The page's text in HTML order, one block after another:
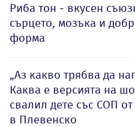
Риба тон - вкусен
сърцето, мозъка и
форма
„Аз какво трябва да
Каква е версията на
свалил дете със СОП от
в Плевенско